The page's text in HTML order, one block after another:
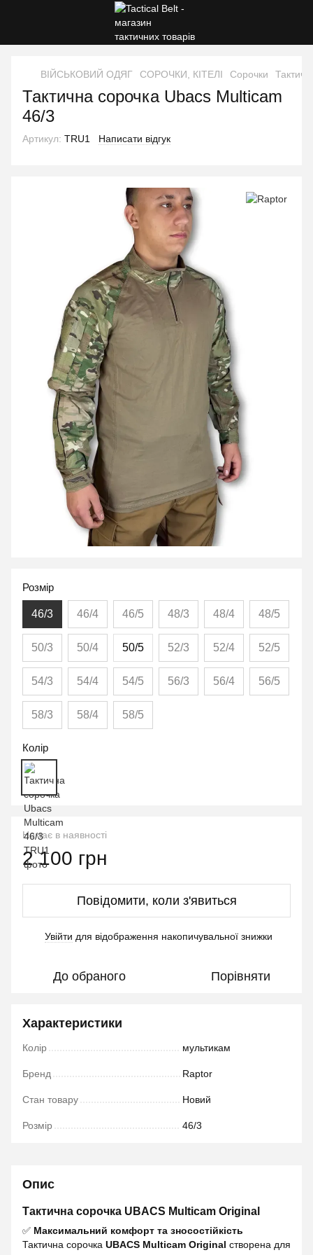
ВІЙСЬКОВИЙ ОДЯГ СОРОЧКИ, КІТЕЛІ Сорочки
Тактична сорочка Ubacs Multicam
46/3
Артикул: TRU1 Написати відгук
Розмір
46/3 46/4 46/5 48/3 48/4 48/5
50/3 50/4 50/5 52/3 52/4 52/5
54/3 54/4 54/5 56/3 56/4 56/5
58/3 58/4 58/5
Колір
Немає в наявності
2 100 грн
Повідомити, коли з'явиться
Увійти для відображення накопичувальної знижки
До обраного Порівняти
Характеристики
Колір мультикам
Бренд Raptor
Стан товару Новий
Розмір 46/3
Опис
Тактична сорочка UBACS Multicam Original
✅ Максимальний комфорт та зносостійкість
Тактична сорочка UBACS Multicam Original створена для